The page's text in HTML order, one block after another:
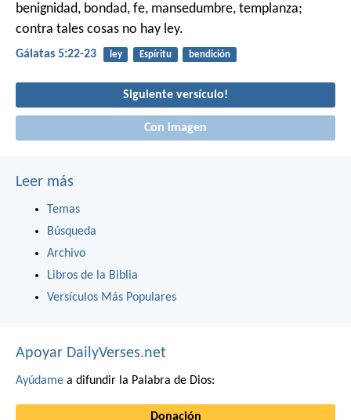
benignidad, bondad, fe, mansedumbre, templanza;
contra tales cosas no hay ley.
Gálatas 5:22-23 ley Espíritu bendición
Siguiente versículo!
Con imagen
Leer más
Temas
Búsqueda
Archivo
Libros de la Biblia
Versículos Más Populares
Apoyar DailyVerses.net
Ayúdame a difundir la Palabra de Dios:
Donación